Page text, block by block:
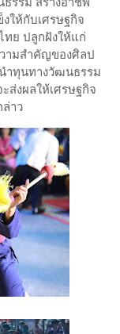
ให้กับเศรษฐกิจ
ทย ปลูกฝังให้แก่
ามสำคัญของศิลป
ำทุนทางวัฒนธรรม
งผลให้เศรษฐกิจ
าว